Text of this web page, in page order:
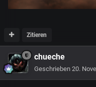
Zitieren
chueche
Geschrieben 20.